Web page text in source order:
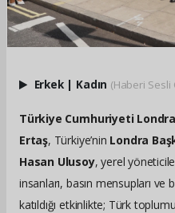
Erkek | Kadın (Haberi Sesli
Türkiye Cumhuriyeti
Ertaş, Türkiye’nin Londra
Hasan Ulusoy, yerel
insanları, basın mensupları
katıldığı etkinlikte; Türk